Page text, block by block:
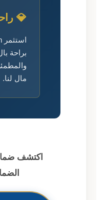
💎
براحة
مال لنا.
اكتشف